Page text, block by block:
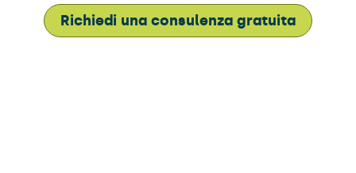
Richiedi una consulenza gratuita